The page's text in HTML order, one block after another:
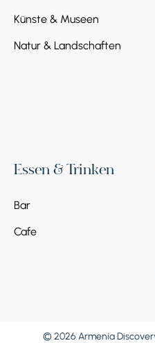
Künste & Museen
Natur & Landschaften
Essen & Trinken
Bar
Cafe
© 2026 Armenia